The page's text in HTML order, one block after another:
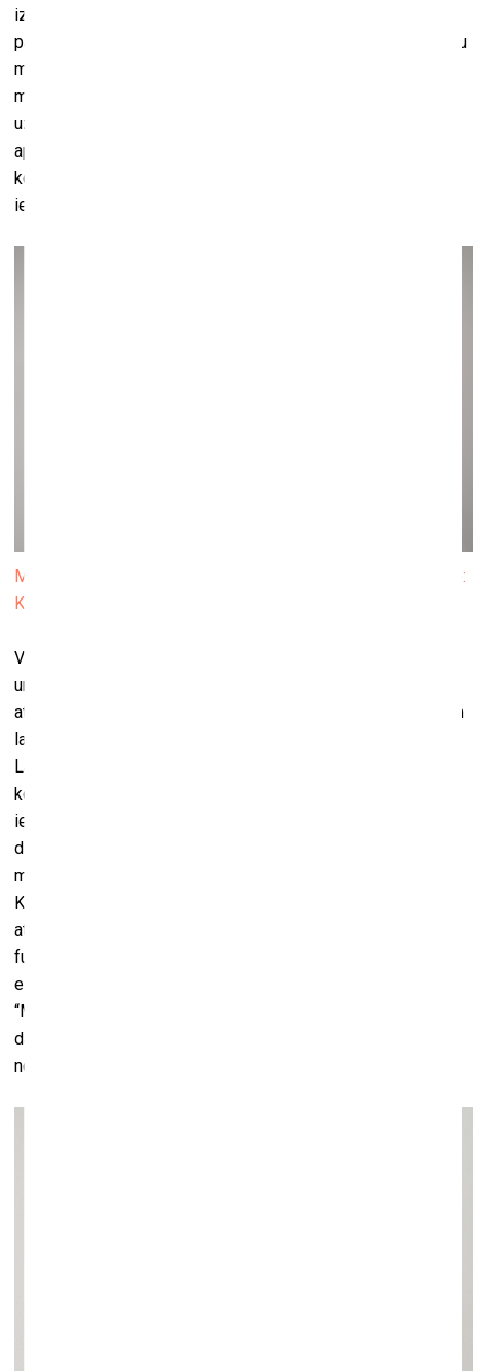
izstādes veidotājiem es kopumā sagaidīju lielāku interesi
par teksta, attēla, koncepta un objekta atšķirīgajiem attiecību
modeļiem dažādu mākslas virzienu un atsevišķu
mākslinieku praksē. Turpinājumā piedāvāšu savu skatījumu
uz, manuprāt, svarīgākajām teksta funkcijām izstādē
aplūkojamos darbos. Šo dažādo tekstuālo stratēģiju
kopsaucējs ir estētiskās baudas avota statuss, ko tās
ierāda tekstam.
Maija Kurševa. No sērijas “Trīskājains gadījums”. 2010. Foto:
Kristīne Madjare
Viens no ikdienas komunikācijā plašāk izplatītajiem teksta
un attēla mijiedarbības veidiem paredz, ka teksts kalpo par
attēla semiotisku enkuru, kas, līdzīgi fotogrāfijas parakstam
laikrakstā, nofiksē attēla nozīmi (kā, piemēram, Leonarda
Laganovska fotosērijā “Galeriste”). Eksperimentējot ar šo
konvencionālo pieeju, ir iespējams panākt mākslinieciski
iedarbīgus efektus (piemēram, ieviešot metaironisku
distanci starp attēlu un parakstu, kā to dara Ēriks Caune
mēmju žanra iedvesmotajā gleznā “IMG_1498” vai Maija
Kurševa savos grafikas darbos), taču arī šajos gadījumos
attēls riskē palikt par teksta ilustrāciju. Līdzīgi teksts
funkcionē darbos, kur tas figurē kā ainavas vai sižeta
elements (Jāņa Pauļuka “Felicita ar avīzi”, Kristapa Ģelža
“Maxima”, Līgas Purmales “Absinta dzērāji” u. c.), kas ne tik
daudz nofiksē attēla vēstījumu, cik rada tā specifisku
noskaņojumu.